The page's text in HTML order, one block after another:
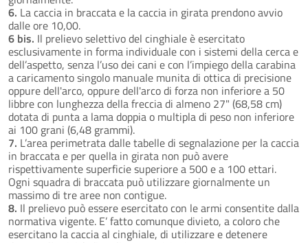
6. La caccia in braccata e la caccia in girata prendono avvio
dalle ore 10,00.
6 bis. Il prelievo selettivo del cinghiale è esercitato
esclusivamente in forma individuale con i sistemi della cerca e
dell’aspetto, senza l’uso dei cani e con l’impiego della carabina
a caricamento singolo manuale munita di ottica di precisione
oppure dell'arco, oppure dell'arco di forza non inferiore a 50
libbre con lunghezza della freccia di almeno 27" (68,58 cm)
dotata di punta a lama doppia o multipla di peso non inferiore
ai 100 grani (6,48 grammi).
7. L’area perimetrata dalle tabelle di segnalazione per la caccia
in braccata e per quella in girata non può avere
rispettivamente superficie superiore a 500 e a 100 ettari.
Ogni squadra di braccata può utilizzare giornalmente un
massimo di tre aree non contigue.
8. Il prelievo può essere esercitato con le armi consentite dalla
normativa vigente. E’ fatto comunque divieto, a coloro che
esercitano la caccia al cinghiale, di utilizzare e detenere